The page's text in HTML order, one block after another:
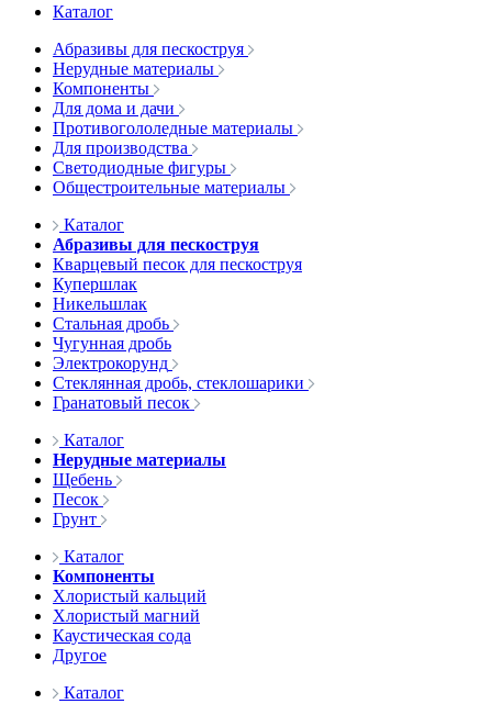
Каталог
Абразивы для пескоструя
Нерудные материалы
Компоненты
Для дома и дачи
Противогололедные материалы
Для производства
Светодиодные фигуры
Общестроительные материалы
Каталог
Абразивы для пескоструя
Кварцевый песок для пескоструя
Купершлак
Никельшлак
Стальная дробь
Чугунная дробь
Электрокорунд
Стеклянная дробь, стеклошарики
Гранатовый песок
Каталог
Нерудные материалы
Щебень
Песок
Грунт
Каталог
Компоненты
Хлористый кальций
Хлористый магний
Каустическая сода
Другое
Каталог